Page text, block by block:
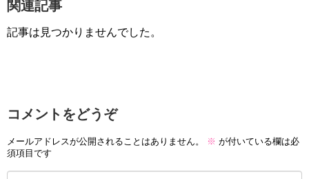
関連記事
記事は見つかりませんでした。
コメントをどうぞ
メールアドレスが公開されることはありません。 ※ が付いている欄は必
須項目です